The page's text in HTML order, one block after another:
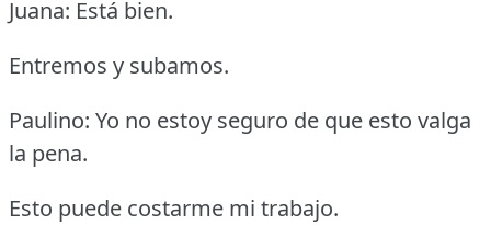
Juana: Está bien.
Entremos y subamos.
Paulino: Yo no estoy seguro de que esto valga
la pena.
Esto puede costarme mi trabajo.